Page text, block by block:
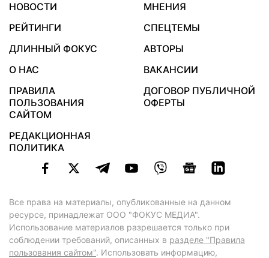
НОВОСТИ
МНЕНИЯ
РЕЙТИНГИ
СПЕЦТЕМЫ
ДЛИННЫЙ ФОКУС
АВТОРЫ
О НАС
ВАКАНСИИ
ПРАВИЛА
ПОЛЬЗОВАНИЯ
САЙТОМ
ДОГОВОР ПУБЛИЧНОЙ
ОФЕРТЫ
РЕДАКЦИОННАЯ
ПОЛИТИКА
Все права на материалы, опубликованные на данном
ресурсе, принадлежат ООО "ФОКУС МЕДИА".
Использование материалов разрешается только при
соблюдении требований, описанных в разделе "Правила
пользования сайтом". Использовать информацию,